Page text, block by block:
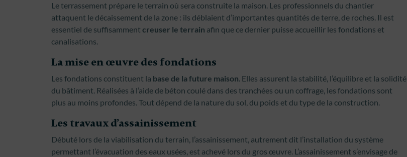
Le terrassement prépare le terrain où sera construite la maison. Les professionnels du chantier
attaquent le décaissement de la zone : ils déblaient d’importantes quantités de terre, de roches. Il est
essentiel de suffisamment creuser le terrain afin que ce dernier puisse accueillir les fondations et
canalisations.
La mise en œuvre des fondations
Les fondations constituent la base de la future maison. Elles assurent la stabilité, l’équilibre et la solidité
du bâtiment. Réalisées à l’aide de béton coulé dans des tranchées ou un coffrage, les fondations sont
plus au moins profondes. Tout dépend de la nature du sol, du poids et du type de la construction.
Les travaux d’assainissement
Débuté lors de la viabilisation du terrain, l’assainissement, autrement dit l’installation du système
permettant l’évacuation des eaux usées, est achevé lors du gros œuvre. L’assainissement s’envisage de